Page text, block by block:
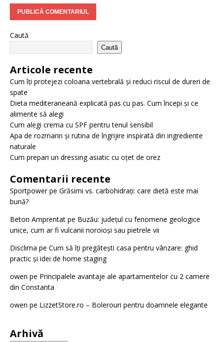
Caută
Caută
Articole recente
Cum îți protejezi coloana vertebrală și reduci riscul de dureri de
spate
Dieta mediteraneană explicată pas cu pas. Cum începi și ce
alimente să alegi
Cum alegi crema cu SPF pentru tenul sensibil
Apa de rozmarin și rutina de îngrijire inspirată din ingrediente
naturale
Cum prepari un dressing asiatic cu oțet de orez
Comentarii recente
Sportpowerpe Grăsimi vs. carbohidrați: care dietă este mai
bună?
Beton Amprentat pe Buzău: județul cu fenomene geologice
unice, cum ar fi vulcanii noroioși sau pietrele vii
Disclima pe Cum să îți pregătești casa pentru vânzare: ghid
practic și idei de home staging
owen pe Principalele avantaje ale apartamentelor cu 2 camere
din Constanta
owen pe LizzetStore.ro – Bolerouri pentru doamnele elegante
Arhivă